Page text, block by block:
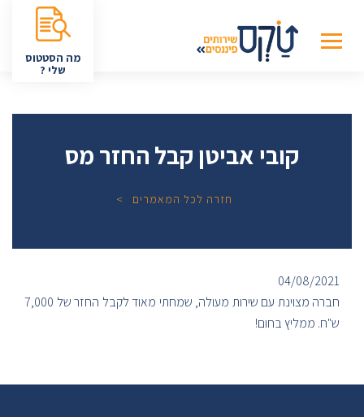
מה הסטטוס
שלי ?
קובי אביטן קבל החזר מס
חזרה לכל המאמרים
04/08/2021
חברה מצוינת עם שירות מעולה, שמחתי מאוד לקבל החזר של 7,000
ש"ח. ממליץ בחום!